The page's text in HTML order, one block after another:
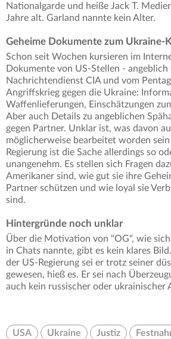
Nationalgarde und heiße Jack T.
Jahre alt. Garland nannte kein Alter.
Geheime Dokumente zum Ukraine-
Schon seit Wochen kursieren im
Dokumente von US-Stellen - angeblich
Nachrichtendienst CIA und vom
Angriffskrieg gegen die Ukraine:
Waffenlieferungen, Einschätzungen
Aber auch Details zu angeblichen
gegen Partner. Unklar ist, was davon
möglicherweise bearbeitet worden
Regierung ist die Sache allerdings so
unangenehm. Es stellen sich Fragen
Amerikaner sind, wie gut sie ihre
Partner schützen und wie loyal sie
sind.
Hintergründe noch unklar
Über die Motivation von "OG", wie
in Chats nannte, gibt es kein klares
der US-Regierung sei er trotz seiner
gewesen, hieß es. Er sei nach
auch kein russischer oder ukrainischer
USA Ukraine Justiz